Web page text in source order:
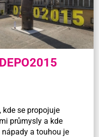
kde se propojuje
průmysly a kde
a touhou je